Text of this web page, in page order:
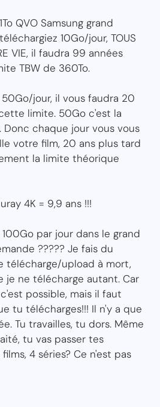
QVO Samsung grand
10Go/jour, TOUS
VIE, il faudra 99 années
TBW de 360To.
jour, il vous faudra 20
limite. 50Go c'est la
Donc chaque jour vous vous
votre film, 20 ans plus tard
la limite théorique
4K = 9,9 ans !!!
par jour dans le grand
????? Je fais du
télécharge/upload à mort,
je ne télécharge autant. Car
possible, mais il faut
tu télécharges!!! Il n'y a que
Tu travailles, tu dors. Même
tu vas passer tes
4 séries? Ce n'est pas